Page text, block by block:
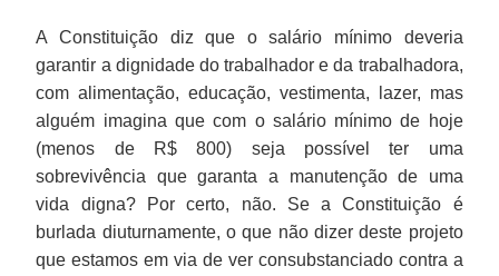
A Constituição diz que o salário mínimo deveria
garantir a dignidade do trabalhador e da trabalhadora,
com alimentação, educação, vestimenta, lazer, mas
alguém imagina que com o salário mínimo de hoje
(menos de R$ 800) seja possível ter uma
sobrevivência que garanta a manutenção de uma
vida digna? Por certo, não. Se a Constituição é
burlada diuturnamente, o que não dizer deste projeto
que estamos em via de ver consubstanciado contra a